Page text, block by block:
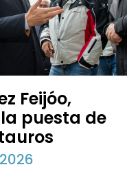
Feijóo,
puesta de